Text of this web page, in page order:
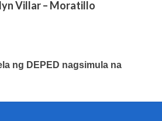
Villar – Moratillo
ng DEPED nagsimula na